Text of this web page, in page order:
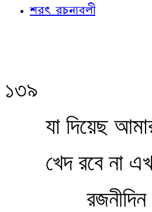
শরৎ রচনাবলী
১৩৯
যা দিয়েছ
খেদ রবে না